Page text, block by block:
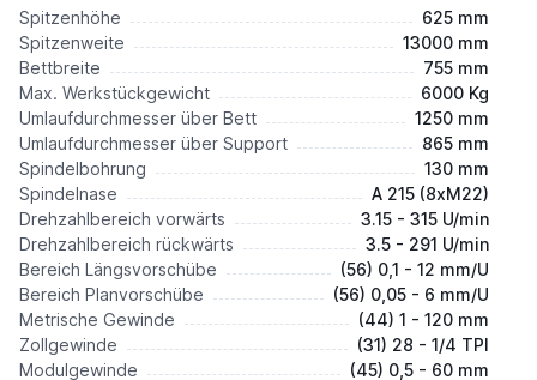
Spitzenhöhe
625 mm
Spitzenweite
13000 mm
Bettbreite
755 mm
Max. Werkstückgewicht
6000 Kg
Umlaufdurchmesser über Bett
1250 mm
Umlaufdurchmesser über Support
865 mm
Spindelbohrung
130 mm
Spindelnase
A 215 (8xM22)
Drehzahlbereich vorwärts
3.15 - 315 U/min
Drehzahlbereich rückwärts
3.5 - 291 U/min
Bereich Längsvorschübe
(56) 0,1 - 12 mm/U
Bereich Planvorschübe
(56) 0,05 - 6 mm/U
Metrische Gewinde
(44) 1 - 120 mm
Zollgewinde
(31) 28 - 1/4 TPI
Modulgewinde
(45) 0,5 - 60 mm